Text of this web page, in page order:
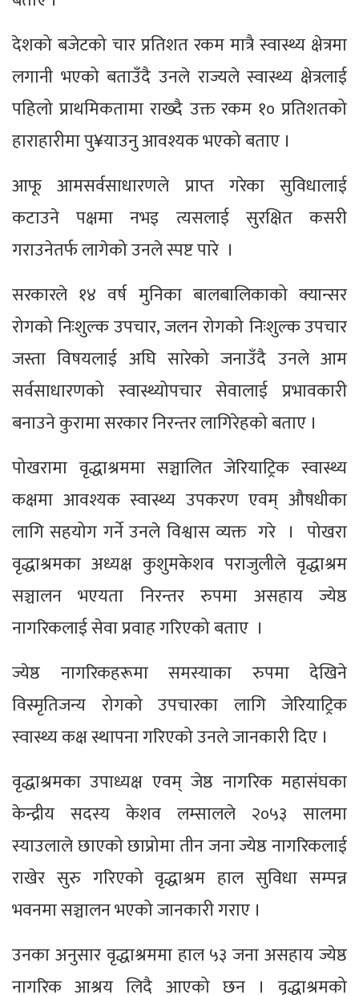
देशको बजेटको चार प्रतिशत रकम मात्रै स्वास्थ्य क्षेत्रमा
लगानी भएको बताउँदै उनले राज्यले स्वास्थ्य क्षेत्रलाई
पहिलो प्राथमिकतामा राख्दै उक्त रकम १० प्रतिशतको
हाराहारीमा पु¥याउनु आवश्यक भएको बताए ।
आफू आमसर्वसाधारणले प्राप्त गरेका सुविधालाई
कटाउने पक्षमा नभइ त्यसलाई सुरक्षित कसरी
गराउनेतर्फ लागेको उनले स्पष्ट पारे ।
सरकारले १४ वर्ष मुनिका बालबालिकाको क्यान्सर
रोगको निःशुल्क उपचार, जलन रोगको निःशुल्क उपचार
जस्ता विषयलाई अघि सारेको जनाउँदै उनले आम
सर्वसाधारणको स्वास्थ्योपचार सेवालाई प्रभावकारी
बनाउने कुरामा सरकार निरन्तर लागिरेहको बताए ।
पोखरामा वृद्धाश्रममा सञ्चालित जेरियाट्रिक स्वास्थ्य
कक्षमा आवश्यक स्वास्थ्य उपकरण एवम् औषधीका
लागि सहयोग गर्ने उनले विश्वास व्यक्त गरे । पोखरा
वृद्धाश्रमका अध्यक्ष कुशुमकेशव पराजुलीले वृद्धाश्रम
सञ्चालन भएयता निरन्तर रुपमा असहाय ज्येष्ठ
नागरिकलाई सेवा प्रवाह गरिएको बताए ।
ज्येष्ठ नागरिकहरूमा समस्याका रुपमा देखिने
विस्मृतिजन्य रोगको उपचारका लागि जेरियाट्रिक
स्वास्थ्य कक्ष स्थापना गरिएको उनले जानकारी दिए ।
वृद्धाश्रमका उपाध्यक्ष एवम् जेष्ठ नागरिक महासंघका
केन्द्रीय सदस्य केशव लम्सालले २०५३ सालमा
स्याउलाले छाएको छाप्रोमा तीन जना ज्येष्ठ नागरिकलाई
राखेर सुरु गरिएको वृद्धाश्रम हाल सुविधा सम्पन्न
भवनमा सञ्चालन भएको जानकारी गराए ।
उनका अनुसार वृद्धाश्रममा हाल ५३ जना असहाय ज्येष्ठ
नागरिक आश्रय लिदै आएको छन । वृद्धाश्रमको